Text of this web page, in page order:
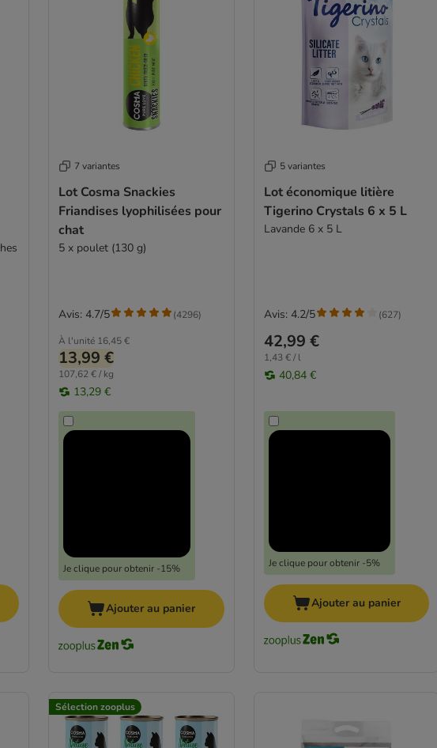
7 variantes
Lot Cosma Snackies
Friandises lyophilisées pour
chat
5 x poulet (130 g)
À l'unité 16,45 €
13,99 €
107,62 € / kg
13,29 €
Je clique pour obtenir -15%
Avis: 4.7/5 (4296)
Ajouter au panier
5 variantes
Lot économique litière
Tigerino Crystals 6 x 5 L
Lavande 6 x 5 L
42,99 €
1,43 € / l
40,84 €
Je clique pour obtenir -5%
Avis: 4.2/5 (627)
Ajouter au panier
Sélection zooplus